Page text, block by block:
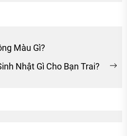
Màu Gì?
Nhật Gì Cho Bạn Trai?